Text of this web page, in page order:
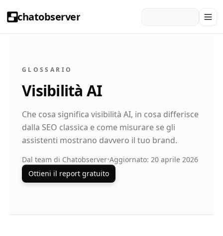
chatobserver
GLOSSARIO
Visibilità AI
Che cosa significa visibilità AI, in cosa differisce
dalla SEO classica e come misurare se gli
assistenti mostrano davvero il tuo brand.
Dal team di Chatobserver•Aggiornato: 20 aprile 2026
Ottieni il report gratuito